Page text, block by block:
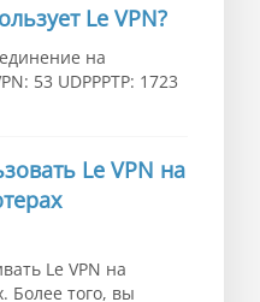
Le VPN?
на
53 UDPPPTP: 1723
Le VPN на
Le VPN на
Более того, вы